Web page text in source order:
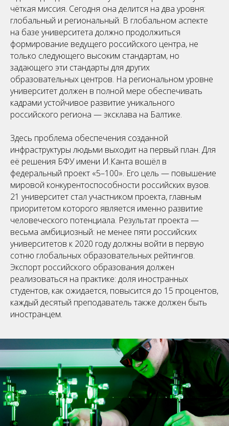
чёткая миссия. Сегодня она делится на два уровня:
глобальный и региональный. В глобальном аспекте
на базе университета должно продолжиться
формирование ведущего российского центра, не
только следующего высоким стандартам, но
задающего эти стандарты для других
образовательных центров. На региональном уровне
университет должен в полной мере обеспечивать
кадрами устойчивое развитие уникального
российского региона — эксклава на Балтике.
Здесь проблема обеспечения созданной
инфраструктуры людьми выходит на первый план. Для
её решения БФУ имени И.Канта вошёл в
федеральный проект «5–100». Его цель — повышение
мировой конкурентоспособности российских вузов.
21 университет стал участником проекта, главным
приоритетом которого является именно развитие
человеческого потенциала. Результат проекта —
весьма амбициозный: не менее пяти российских
университетов к 2020 году должны войти в первую
сотню глобальных образовательных рейтингов.
Экспорт российского образования должен
реализоваться на практике: доля иностранных
студентов, как ожидается, повысится до 15 процентов,
каждый десятый преподаватель также должен быть
иностранцем.